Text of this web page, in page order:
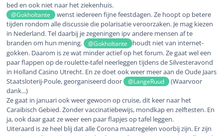
bed en ook niet naar het ziekenhuis.
@Gokholtante
wenst iedereen fijne feestdagen. Ze hoopt op betere
tijden rondom alle discussie die polarisatie veroorzaken. Je mag kiezen
in Nederland. Tel daarbij je zegeningen ipv andere mensen af te
branden om hun mening.
@Gokholtante
houdt niet van internet-
gokken. Daarom is ze wat minder actief op het forum. Ze gaat wel een
paar flappen op de roulette-tafel neerleggen tijdens de Silvesteravond
in Holland Casino Utrecht. En ze doet ook weer meer aan de Oude Jaars
Staatsloterij-Poule, georganiseerd door
@LangeRuud
(Waarvoor
dank...)
Ze gaat in januari ook weer gewoon op cruise, dit keer naar het
Caraibisch Gebied. Zonder vaccinatiebewijs, mondkap en zelftesten. En
ja, ook daar gaat ze weer een paar flapjes op tafel leggen.
Uiteraard is ze heel blij dat alle Corona maatregelen voorbij zijn. Er zijn